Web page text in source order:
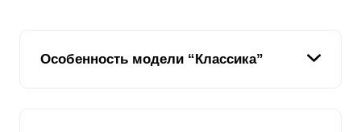
Особенность модели “Классика”